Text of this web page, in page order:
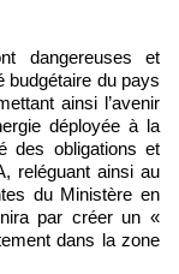
dangereuses et
budgétaire du pays
ainsi l’avenir
déployée à la
des obligations et
reléguant ainsi au
du Ministère en
par créer un «
dans la zone